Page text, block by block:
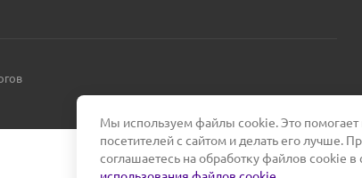
Мы используем файлы cookie. Это помогает
посетителей с сайтом и делать его лучше.
соглашаетесь на обработку файлов cookie в